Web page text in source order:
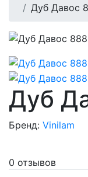
Дуб Давос
Дуб
Бренд: Vinilam
0 отзывов